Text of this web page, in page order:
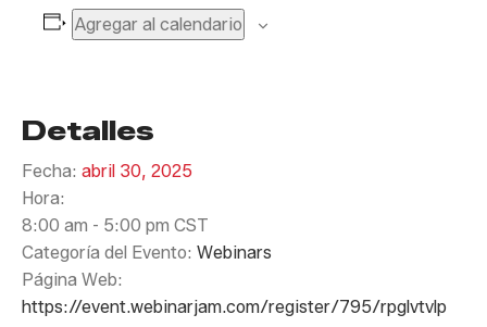
Agregar al calendario
Detalles
Fecha: abril 30, 2025
Hora:
8:00 am - 5:00 pm CST
Categoría del Evento: Webinars
Página Web:
https://event.webinarjam.com/register/795/rpglvtvlp